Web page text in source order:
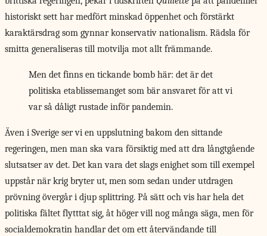
historiskt sett har medfört minskad öppenhet och förstärkt
karaktärsdrag som gynnar konservativ nationalism. Rädsla för
smitta generaliseras till motvilja mot allt främmande.
Men det finns en tickande bomb här: det är det
politiska etablissemanget som bär ansvaret för att vi
var så dåligt rustade inför pandemin.
Även i Sverige ser vi en uppslutning bakom den sittande
regeringen, men man ska vara försiktig med att dra långtgående
slutsatser av det. Det kan vara det slags enighet som till exempel
uppstår när krig bryter ut, men som sedan under utdragen
prövning övergår i djup splittring. På sätt och vis har hela det
politiska fältet flytttat sig, åt höger vill nog många säga, men för
socialdemokratin handlar det om ett återvändande till